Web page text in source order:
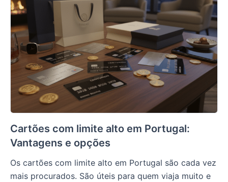
Cartões com limite alto em Portugal:
Vantagens e opções
Os cartões com limite alto em Portugal são cada vez
mais procurados. São úteis para quem viaja muito e